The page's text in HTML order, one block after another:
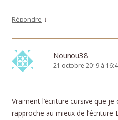
Répondre ↓
Nounou38
21 octobre 2019 à
Vraiment l’écriture cursive que je
rapproche au mieux de l’écriture